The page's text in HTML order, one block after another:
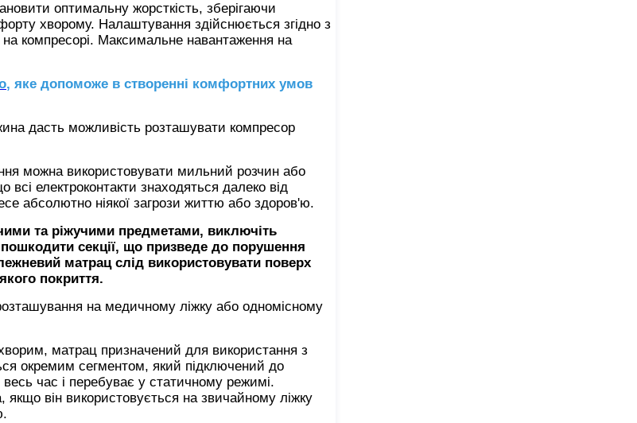
оптимальну жорсткість, зберігаючи
хворому. Налаштування здійснюється згідно з
компресорі. Максимальне навантаження на
, яке допоможе в створенні комфортних умов
дасть можливість розташувати компресор
можна використовувати мильний розчин або
електроконтакти знаходяться далеко від
абсолютно ніякої загрози життю або здоров'ю.
та ріжучими предметами, виключіть
секції, що призведе до порушення
матрац слід використовувати поверх
покриття.
на медичному ліжку або одномісному
матрац призначений для використання з
окремим сегментом, який підключений до
час і перебуває у статичному режимі.
він використовується на звичайному ліжку